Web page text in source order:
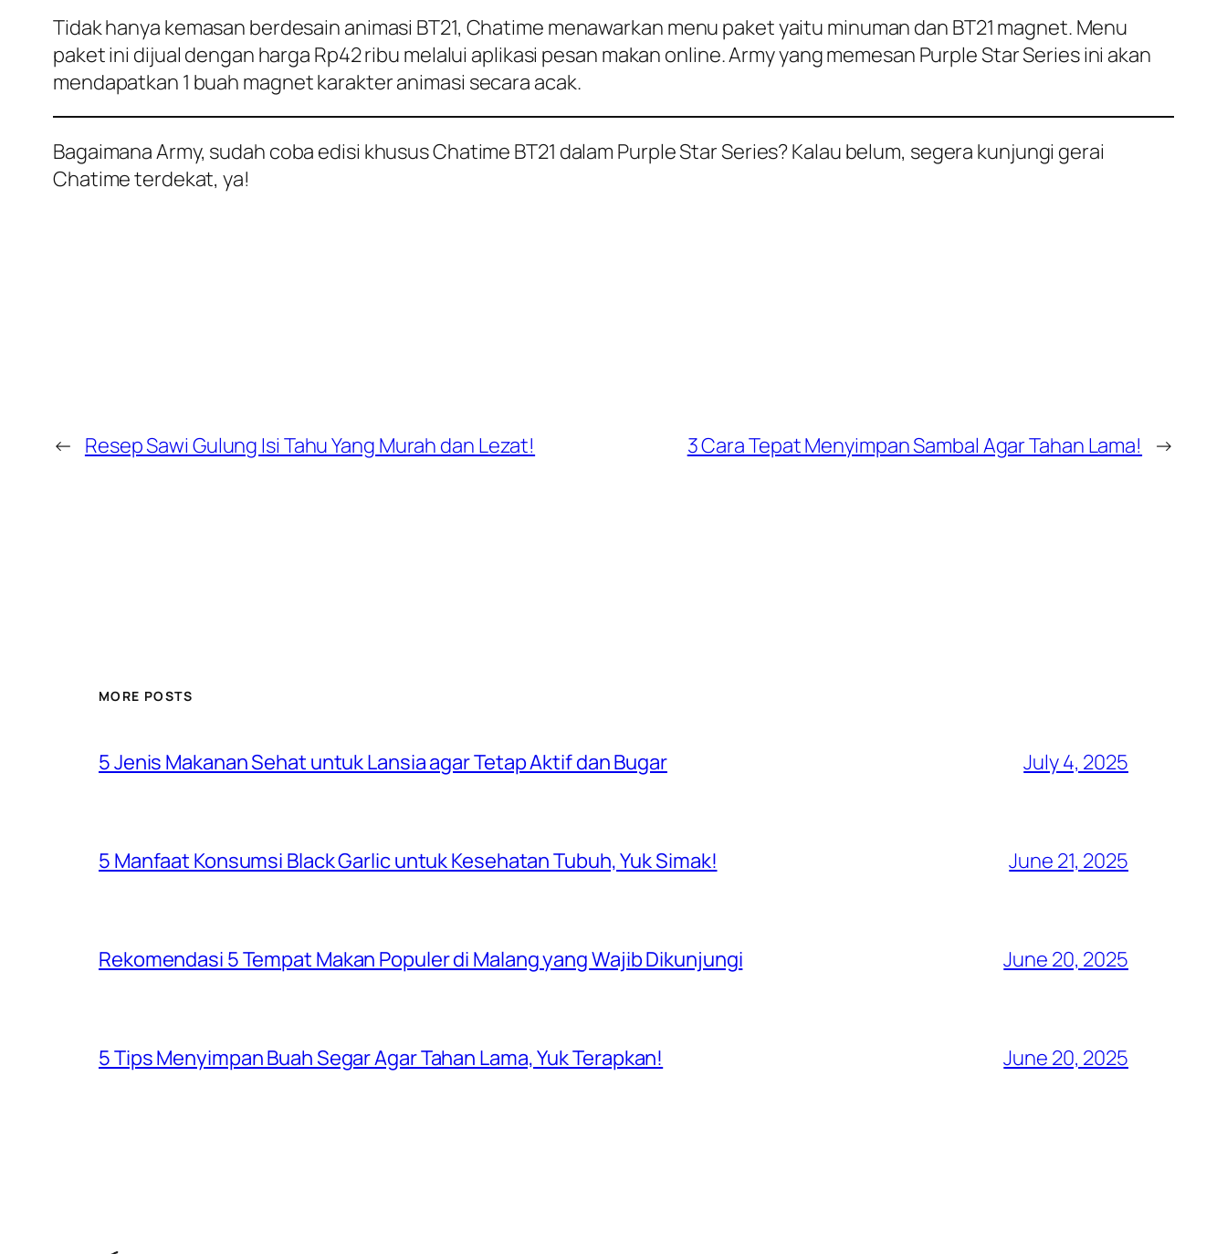
Tidak hanya kemasan berdesain animasi BT21, Chatime menawarkan menu paket yaitu minuman dan BT21 magnet. Menu
paket ini dijual dengan harga Rp42 ribu melalui aplikasi pesan makan online. Army yang memesan Purple Star Seriesini akan
mendapatkan 1 buah magnet karakter animasi secara acak.
Bagaimana Army, sudah coba edisi khusus Chatime BT21 dalam Purple Star Series? Kalau belum, segera kunjungi gerai
Chatime terdekat, ya!
← Resep Sawi Gulung Isi Tahu Yang Murah dan Lezat! 3 Cara Tepat Menyimpan Sambal Agar Tahan Lama! →
MORE POSTS
5 Jenis Makanan Sehat untuk Lansia agar Tetap Aktif dan Bugar July 4, 2025
5 Manfaat Konsumsi Black Garlic untuk Kesehatan Tubuh, Yuk Simak! June 21, 2025
Rekomendasi 5 Tempat Makan Populer di Malang yang Wajib Dikunjungi June 20, 2025
5 Tips Menyimpan Buah Segar Agar Tahan Lama, Yuk Terapkan! June 20, 2025